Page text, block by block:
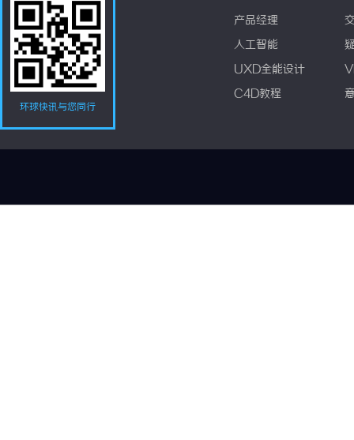
环球快讯与您同行
产品经理
人工智能
UXD全能设计
C4D教程